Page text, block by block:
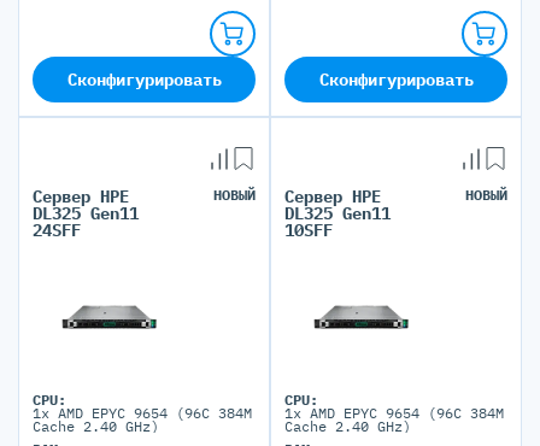
Сконфигурировать Сконфигурировать
Сервер HPE
DL325 Gen11
24SFF
НОВЫЙ
CPU:
1x AMD EPYC 9654 (96C 384M
Cache 2.40 GHz)
Сервер HPE
DL325 Gen11
10SFF
НОВЫЙ
CPU:
1x AMD EPYC 9654 (96C 384M
Cache 2.40 GHz)